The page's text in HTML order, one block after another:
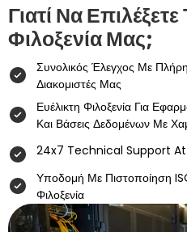
Γιατί Να
Φιλοξενία Μας;
Συνολικός Έλεγχος Με
Διακομιστές Μας
Ευέλικτη Φιλοξενία Για
Και Βάσεις Δεδομένων Με
24x7 Technical Support
Υποδομή Με Πιστοποίηση
Φιλοξενία